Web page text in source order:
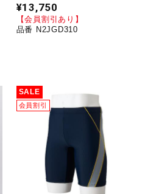
¥13,750
【会員割引あり】
品番 N2JGD310
SALE
会員割引